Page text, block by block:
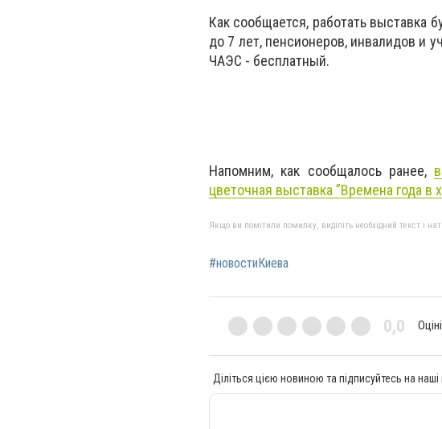
Как сообщается, работать выставка
до 7 лет, пенсионеров, инвалидов и
ЧАЭС - бесплатный.
Напомним, как сообщалось ранее,
цветочная выставка ”Времена года в
Якщо ви помітили помилку, виділіть необхідний текст і
#новостиКиева
0,0
Діліться цією новиною та підписуйтесь на наші